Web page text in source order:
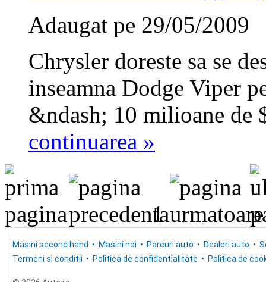
Adaugat pe 29/05/2009
Chrysler doreste sa se
inseamna Dodge Viper
&ndash; 10 milioane de
continuarea »
1
Masini second hand Masini noi Parcuri auto Dealeri auto
Termeni si conditii
Politica de confidentialitate Politica de